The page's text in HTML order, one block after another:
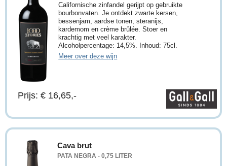
Californische zinfandel gerijpt op gebruikte
bourbonvaten. Je ontdekt zwarte kersen,
bessenjam, aardse tonen, steranijs,
kardemom en crème brûlée. Stoer en
krachtig met veel karakter.
Alcoholpercentage: 14,5%. Inhoud: 75cl.
Meer over deze wijn
Prijs: € 16,65,-
Cava brut
PATA NEGRA - 0,75 LITER